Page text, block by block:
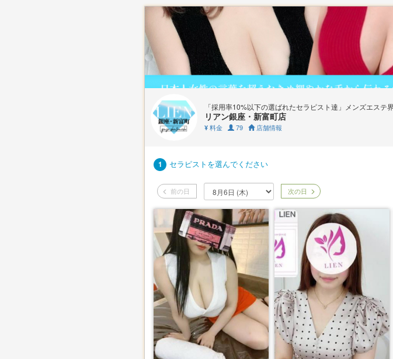
「採用率10%以下の選ばれたセラピスト達」メンズエステ
リアン銀座・新富町店
¥ 料金 79 店舗情報
1 セラピストを選んでください
前の日 次の日